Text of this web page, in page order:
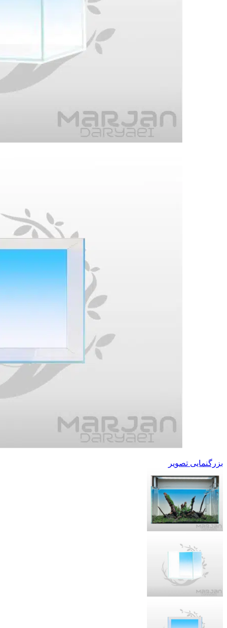
بزرگنمایی تصویر